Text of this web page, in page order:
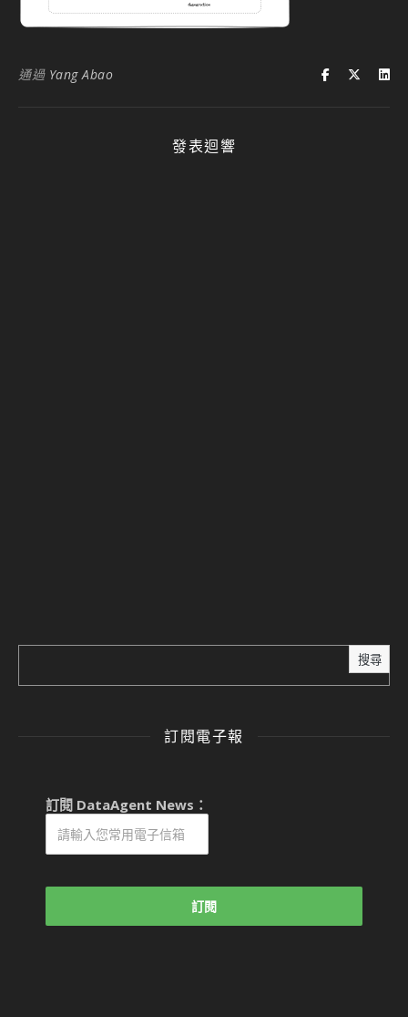
通過 Yang Abao
發表迴響
搜尋
訂閱電子報
訂閱 DataAgent News：